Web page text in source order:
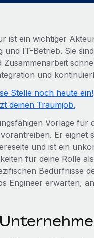
ist ein wichtiger
und IT-Betrieb. Sie
Zusammenarbeit
und
Stelle noch heute ein!
deinen Traumjob.
Vorlage für
Er
und ist ein
für deine Rolle
Bedürfnisse
Engineer erwarten,